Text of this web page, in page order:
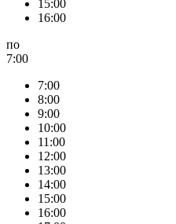
15:00
16:00
по
7:00
7:00
8:00
9:00
10:00
11:00
12:00
13:00
14:00
15:00
16:00